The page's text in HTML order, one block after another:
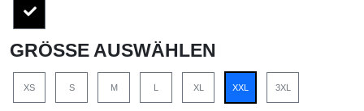
GRÖSSE AUSWÄHLEN
XS S M XL XXL 3XL